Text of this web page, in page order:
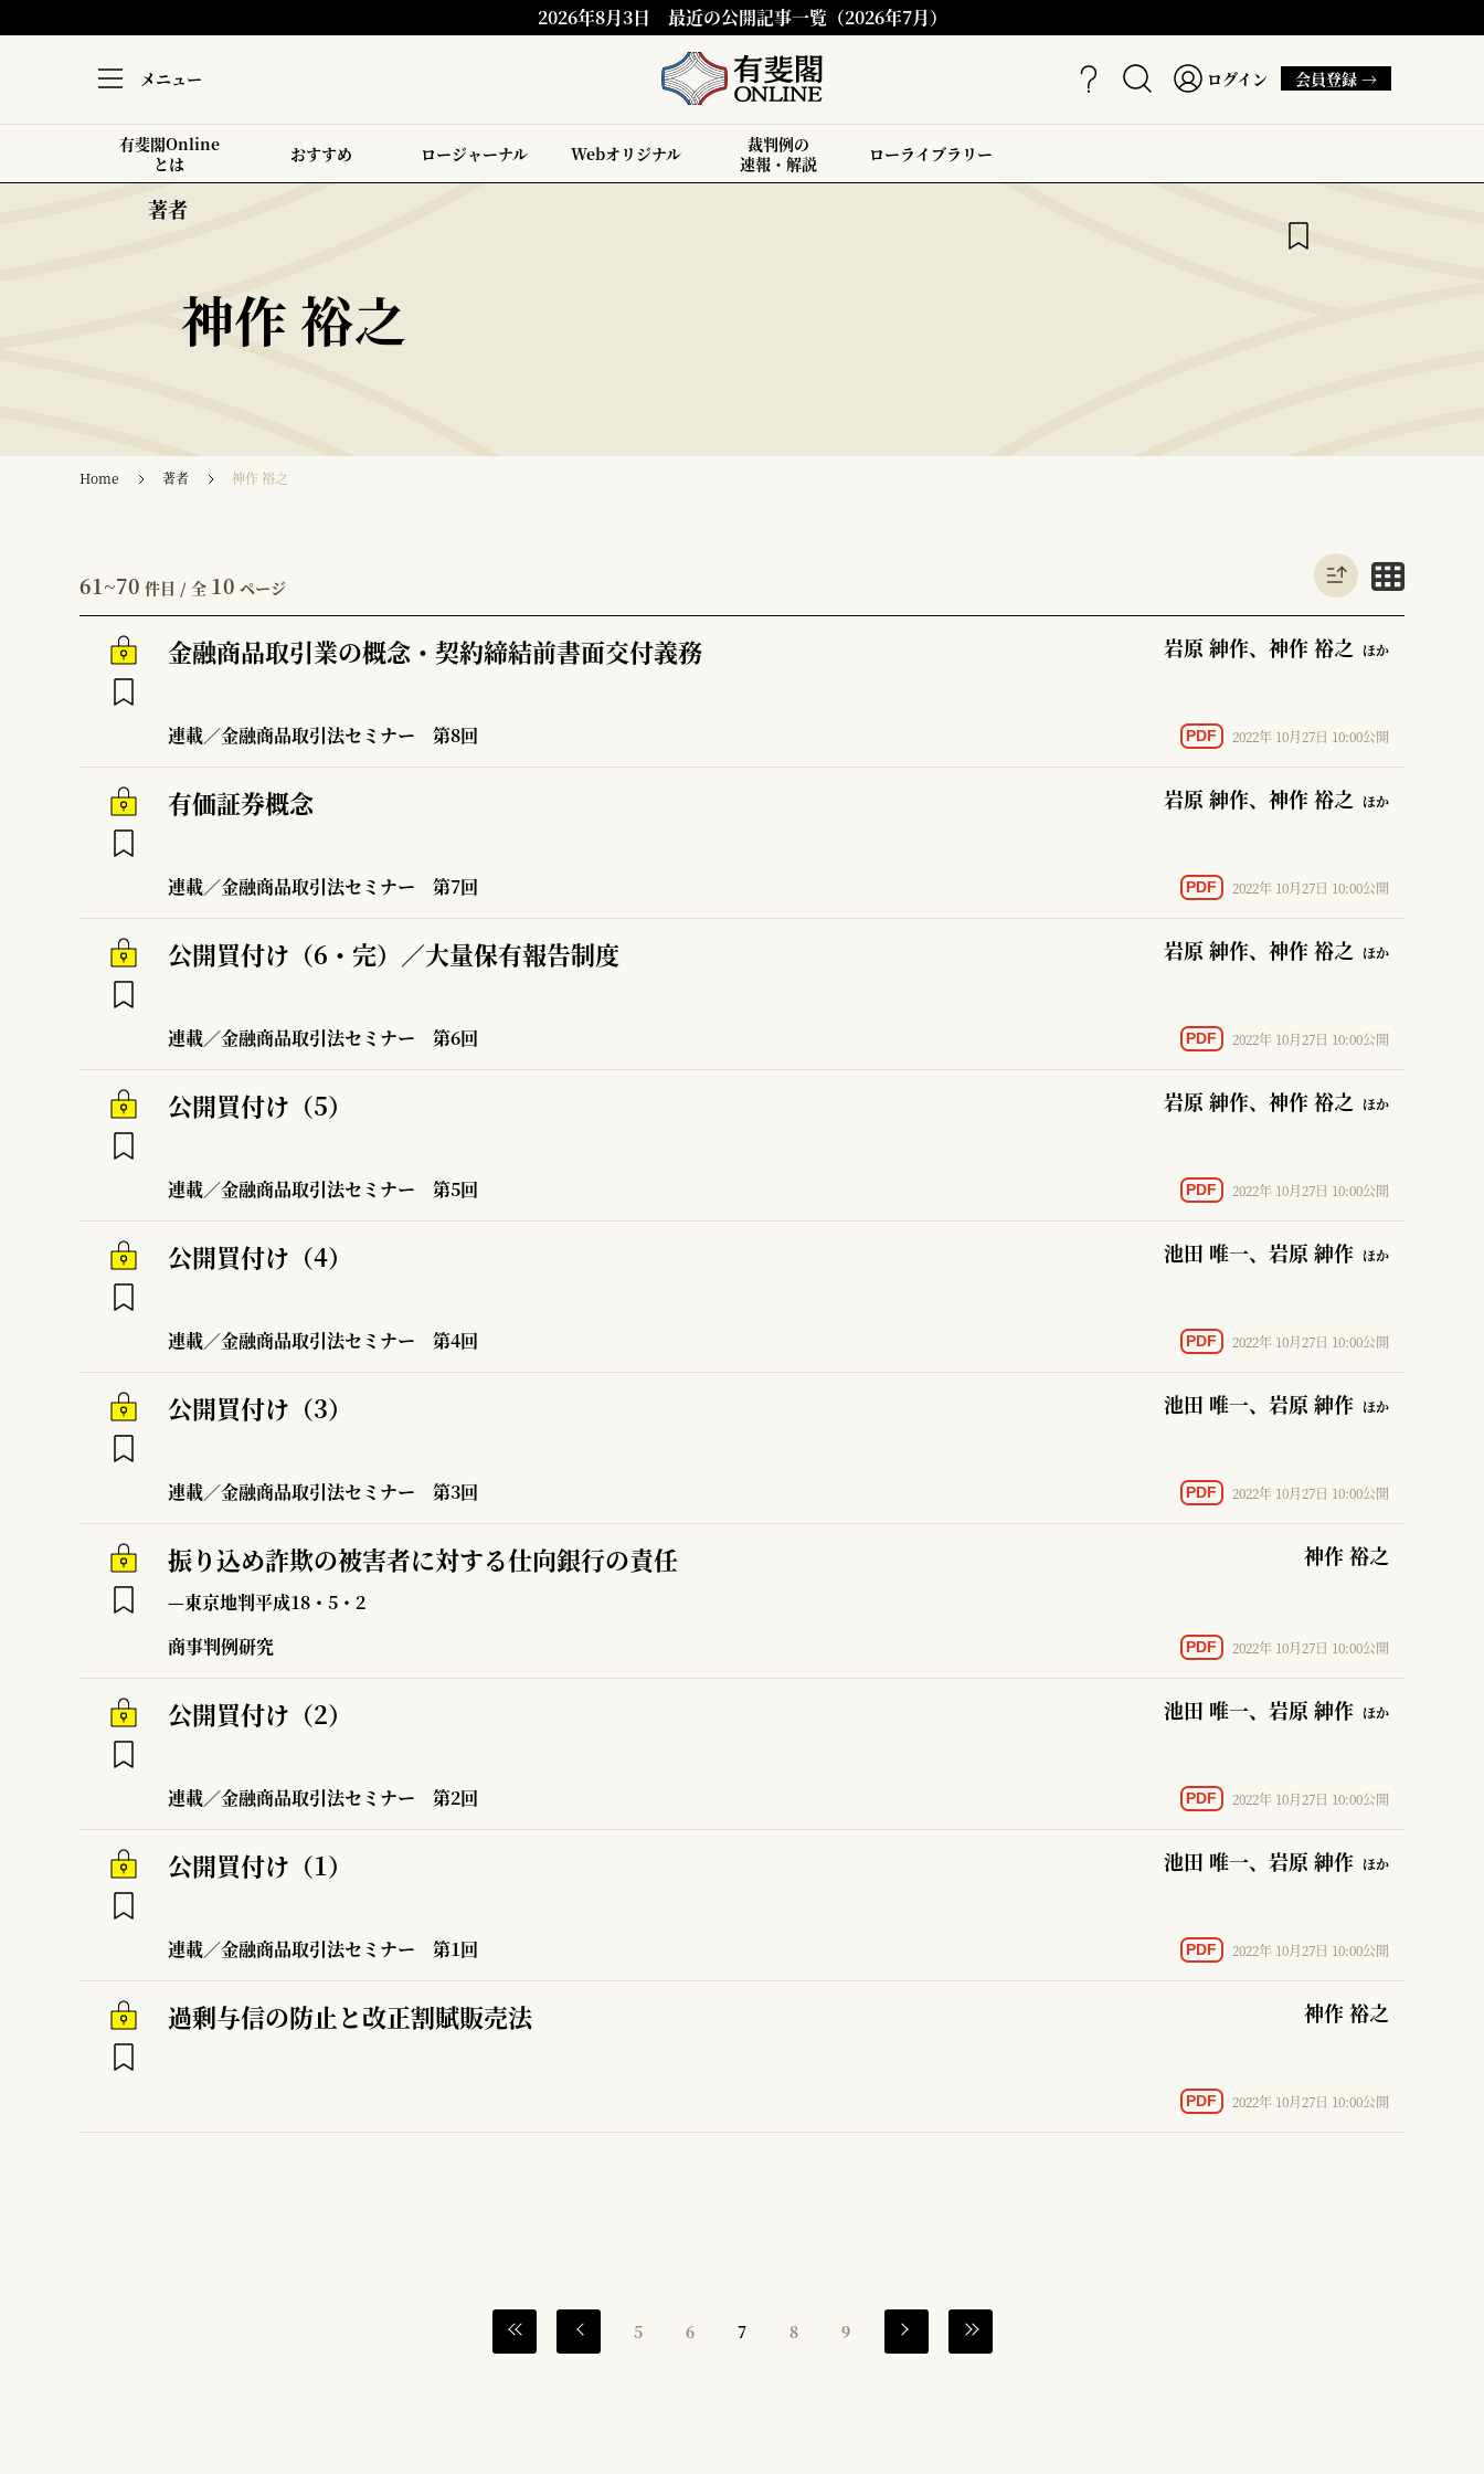
2026年8月3日 最近の公開記事一覧（2026年7月）
メニュー ログイン 会員登録 →
有斐閣Online
とは
おすすめ ロージャーナル Webオリジナル
裁判例の
速報・解説
ローライブラリー
著者
神作 裕之
Home 著者 神作 裕之
61~70 件目 / 全 10 ページ
金融商品取引業の概念・契約締結前書面交付義務
連載／金融商品取引法セミナー 第8回
岩原 紳作、神作 裕之 ほか
PDF 2022年 10月27日 10:00公開
有価証券概念
連載／金融商品取引法セミナー 第7回
岩原 紳作、神作 裕之 ほか
PDF 2022年 10月27日 10:00公開
公開買付け（6・完）／大量保有報告制度
連載／金融商品取引法セミナー 第6回
岩原 紳作、神作 裕之 ほか
PDF 2022年 10月27日 10:00公開
公開買付け（5）
連載／金融商品取引法セミナー 第5回
岩原 紳作、神作 裕之 ほか
PDF 2022年 10月27日 10:00公開
公開買付け（4）
連載／金融商品取引法セミナー 第4回
池田 唯一、岩原 紳作 ほか
PDF 2022年 10月27日 10:00公開
公開買付け（3）
連載／金融商品取引法セミナー 第3回
池田 唯一、岩原 紳作 ほか
PDF 2022年 10月27日 10:00公開
振り込め詐欺の被害者に対する仕向銀行の責任
—東京地判平成18・5・2
商事判例研究
神作 裕之
PDF 2022年 10月27日 10:00公開
公開買付け（2）
連載／金融商品取引法セミナー 第2回
池田 唯一、岩原 紳作 ほか
PDF 2022年 10月27日 10:00公開
公開買付け（1）
連載／金融商品取引法セミナー 第1回
池田 唯一、岩原 紳作 ほか
PDF 2022年 10月27日 10:00公開
過剰与信の防止と改正割賦販売法 神作 裕之
PDF 2022年 10月27日 10:00公開
5 6 7 8 9